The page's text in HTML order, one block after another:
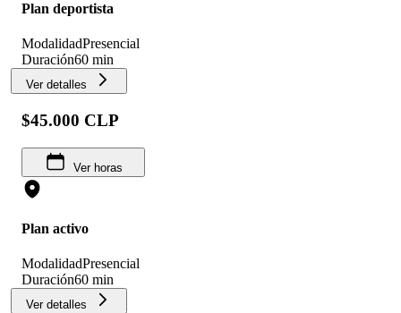
Plan deportista
ModalidadPresencial
Duración60 min
Ver detalles
$45.000 CLP
Ver horas
Plan activo
ModalidadPresencial
Duración60 min
Ver detalles